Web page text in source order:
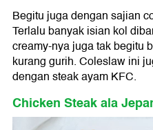
Begitu juga dengan sajian
Terlalu banyak isian kol
creamy-nya juga tak begitu
kurang gurih. Coleslaw ini
dengan steak ayam KFC.
Chicken Steak ala